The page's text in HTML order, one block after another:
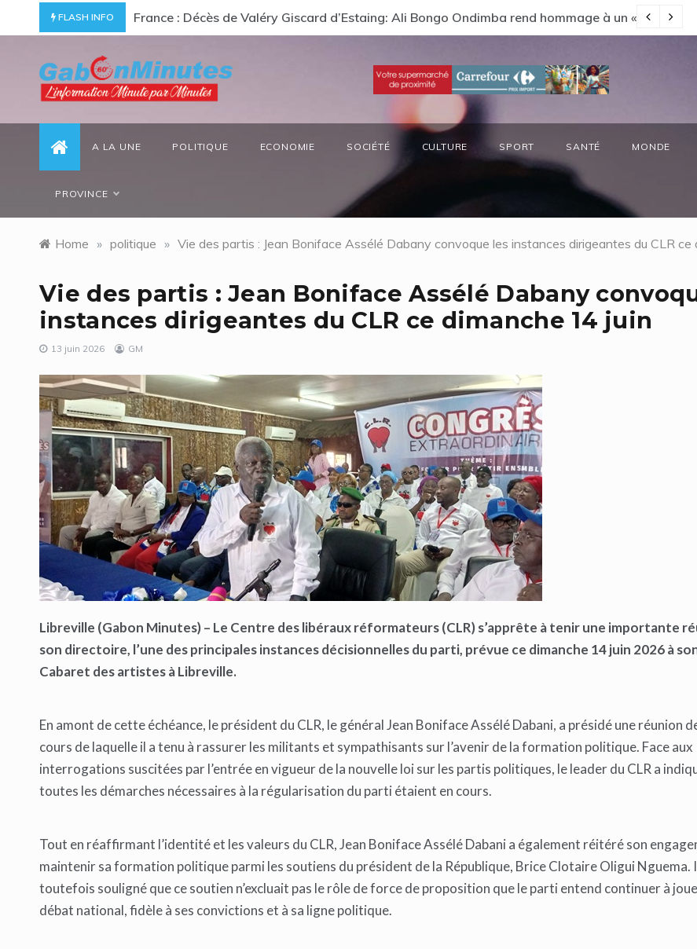
FLASH INFO
à un « passionné d’Afrique »Gabon/ Le ministre des Eaux et Forêts préside la réunion annuelle du Comité National Ozone
gabonminutes.com
A LA UNE POLITIQUE ECONOMIE SOCIÉTÉ CULTURE SPORT SANTÉ MONDE
PROVINCE
Home » politique » Vie des partis : Jean Boniface Assélé Dabany convoque les instances dirigeantes du CLR ce
Vie des partis : Jean Boniface Assélé Dabany
instances dirigeantes du CLR ce dimanche 14 juin
13 juin 2026 GM
Libreville (Gabon Minutes) – Le Centre des libéraux réformateurs (CLR) s’apprête à tenir une importante
son directoire, l’une des principales instances décisionnelles du parti, prévue ce dimanche 14 juin 2026 à
Cabaret des artistes à Libreville.
En amont de cette échéance, le président du CLR, le général Jean Boniface Assélé Dabani, a présidé une réunion
cours de laquelle il a tenu à rassurer les militants et sympathisants sur l’avenir de la formation politique. Face aux
interrogations suscitées par l’entrée en vigueur de la nouvelle loi sur les partis politiques, le leader du CLR a
toutes les démarches nécessaires à la régularisation du parti étaient en cours.
Tout en réaffirmant l’identité et les valeurs du CLR, Jean Boniface Assélé Dabani a également réitéré son
maintenir sa formation politique parmi les soutiens du président de la République, Brice Clotaire Oligui Nguema.
toutefois souligné que ce soutien n’excluait pas le rôle de force de proposition que le parti entend continuer à
débat national, fidèle à ses convictions et à sa ligne politique.